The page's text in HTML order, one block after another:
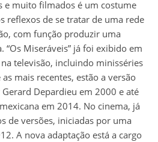
e muito filmados é um costume
reflexos de se tratar de uma rede
com função produzir uma
“Os Miseráveis” já foi exibido em
televisão, incluindo minisséries
mais recentes, estão a versão
Depardieu em 2000 e até
em 2014. No cinema, já
de versões, iniciadas por uma
A nova adaptação está a cargo